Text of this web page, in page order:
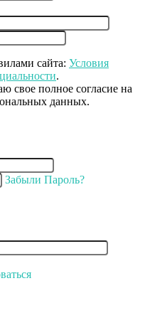
сайта: Условия
.
свое полное согласие на
данных.
Забыли Пароль?